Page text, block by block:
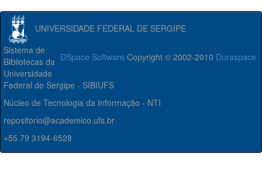
UNIVERSIDADE FEDERAL DE SERGIPE
DSpace Software Copyright © 2002-2010 Duraspace
Sistema de
Bibliotecas da
Universidade
Federal de Sergipe - SIBIUFS
Núcleo de Tecnologia da Informação - NTI
repositorio@academico.ufs.br
+55 79 3194-6528